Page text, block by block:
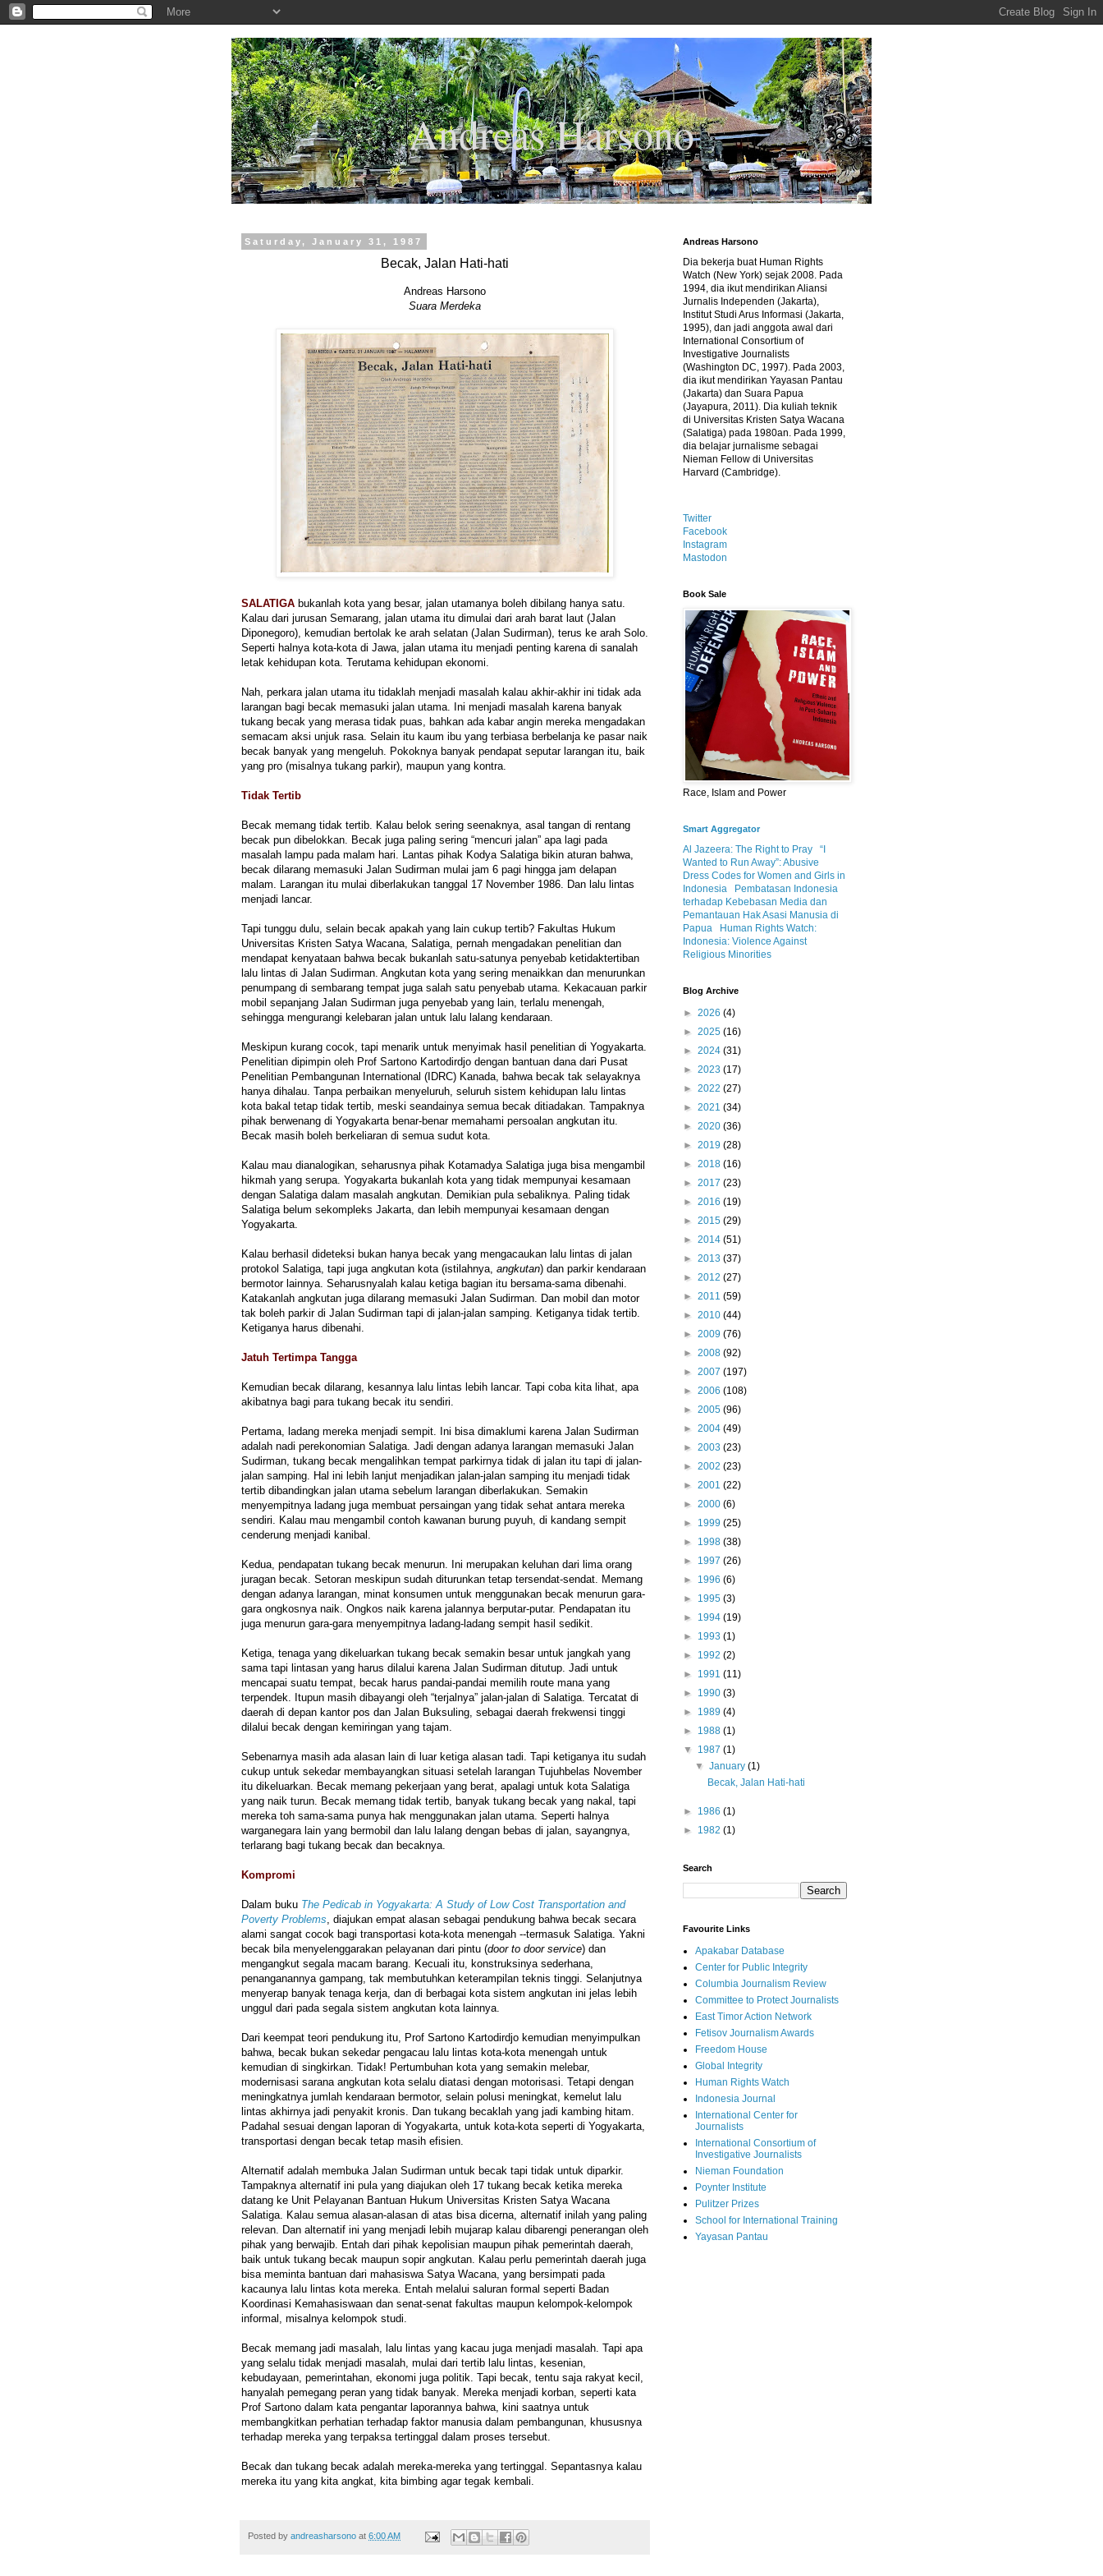
.
Andreas Harsono
Saturday, January 31, 1987
Becak, Jalan Hati-hati
Andreas Harsono
Suara Merdeka
SALATIGA bukanlah kota yang besar, jalan utamanya boleh dibilang hanya satu.
Kalau dari jurusan Semarang, jalan utama itu dimulai dari arah barat laut (Jalan
Diponegoro), kemudian bertolak ke arah selatan (Jalan Sudirman), terus ke arah Solo.
Seperti halnya kota-kota di Jawa, jalan utama itu menjadi penting karena di sanalah
letak kehidupan kota. Terutama kehidupan ekonomi.
Nah, perkara jalan utama itu tidaklah menjadi masalah kalau akhir-akhir ini tidak ada
larangan bagi becak memasuki jalan utama. Ini menjadi masalah karena banyak
tukang becak yang merasa tidak puas, bahkan ada kabar angin mereka mengadakan
semacam aksi unjuk rasa. Selain itu kaum ibu yang terbiasa berbelanja ke pasar naik
becak banyak yang mengeluh. Pokoknya banyak pendapat seputar larangan itu, baik
yang pro (misalnya tukang parkir), maupun yang kontra.
Tidak Tertib
Becak memang tidak tertib. Kalau belok sering seenaknya, asal tangan di rentang
becak pun dibelokkan. Becak juga paling sering “mencuri jalan” apa lagi pada
masalah lampu pada malam hari. Lantas pihak Kodya Salatiga bikin aturan bahwa,
becak dilarang memasuki Jalan Sudirman mulai jam 6 pagi hingga jam delapan
malam. Larangan itu mulai diberlakukan tanggal 17 November 1986. Dan lalu lintas
menjadi lancar.
Tapi tunggu dulu, selain becak apakah yang lain cukup tertib? Fakultas Hukum
Universitas Kristen Satya Wacana, Salatiga, pernah mengadakan penelitian dan
mendapat kenyataan bahwa becak bukanlah satu-satunya penyebab ketidaktertiban
lalu lintas di Jalan Sudirman. Angkutan kota yang sering menaikkan dan menurunkan
penumpang di sembarang tempat juga salah satu penyebab utama. Kekacauan parkir
mobil sepanjang Jalan Sudirman juga penyebab yang lain, terlalu menengah,
sehingga mengurangi kelebaran jalan untuk lalu lalang kendaraan.
Meskipun kurang cocok, tapi menarik untuk menyimak hasil penelitian di Yogyakarta.
Penelitian dipimpin oleh Prof Sartono Kartodirdjo dengan bantuan dana dari Pusat
Penelitian Pembangunan International (IDRC) Kanada, bahwa becak tak selayaknya
hanya dihalau. Tanpa perbaikan menyeluruh, seluruh sistem kehidupan lalu lintas
kota bakal tetap tidak tertib, meski seandainya semua becak ditiadakan. Tampaknya
pihak berwenang di Yogyakarta benar-benar memahami persoalan angkutan itu.
Becak masih boleh berkeliaran di semua sudut kota.
Kalau mau dianalogikan, seharusnya pihak Kotamadya Salatiga juga bisa mengambil
hikmah yang serupa. Yogyakarta bukanlah kota yang tidak mempunyai kesamaan
dengan Salatiga dalam masalah angkutan. Demikian pula sebaliknya. Paling tidak
Salatiga belum sekompleks Jakarta, dan lebih mempunyai kesamaan dengan
Yogyakarta.
Kalau berhasil dideteksi bukan hanya becak yang mengacaukan lalu lintas di jalan
protokol Salatiga, tapi juga angkutan kota (istilahnya, angkutan) dan parkir kendaraan
bermotor lainnya. Seharusnyalah kalau ketiga bagian itu bersama-sama dibenahi.
Katakanlah angkutan juga dilarang memasuki Jalan Sudirman. Dan mobil dan motor
tak boleh parkir di Jalan Sudirman tapi di jalan-jalan samping. Ketiganya tidak tertib.
Ketiganya harus dibenahi.
Jatuh Tertimpa Tangga
Kemudian becak dilarang, kesannya lalu lintas lebih lancar. Tapi coba kita lihat, apa
akibatnya bagi para tukang becak itu sendiri.
Pertama, ladang mereka menjadi sempit. Ini bisa dimaklumi karena Jalan Sudirman
adalah nadi perekonomian Salatiga. Jadi dengan adanya larangan memasuki Jalan
Sudirman, tukang becak mengalihkan tempat parkirnya tidak di jalan itu tapi di jalan-
jalan samping. Hal ini lebih lanjut menjadikan jalan-jalan samping itu menjadi tidak
tertib dibandingkan jalan utama sebelum larangan diberlakukan. Semakin
menyempitnya ladang juga membuat persaingan yang tidak sehat antara mereka
sendiri. Kalau mau mengambil contoh kawanan burung puyuh, di kandang sempit
cenderung menjadi kanibal.
Kedua, pendapatan tukang becak menurun. Ini merupakan keluhan dari lima orang
juragan becak. Setoran meskipun sudah diturunkan tetap tersendat-sendat. Memang
dengan adanya larangan, minat konsumen untuk menggunakan becak menurun gara-
gara ongkosnya naik. Ongkos naik karena jalannya berputar-putar. Pendapatan itu
juga menurun gara-gara menyempitnya ladang-ladang sempit hasil sedikit.
Ketiga, tenaga yang dikeluarkan tukang becak semakin besar untuk jangkah yang
sama tapi lintasan yang harus dilalui karena Jalan Sudirman ditutup. Jadi untuk
mencapai suatu tempat, becak harus pandai-pandai memilih route mana yang
terpendek. Itupun masih dibayangi oleh “terjalnya” jalan-jalan di Salatiga. Tercatat di
daerah di depan kantor pos dan Jalan Buksuling, sebagai daerah frekwensi tinggi
dilalui becak dengan kemiringan yang tajam.
Sebenarnya masih ada alasan lain di luar ketiga alasan tadi. Tapi ketiganya itu sudah
cukup untuk sekedar membayangkan situasi setelah larangan Tujuhbelas November
itu dikeluarkan. Becak memang pekerjaan yang berat, apalagi untuk kota Salatiga
yang naik turun. Becak memang tidak tertib, banyak tukang becak yang nakal, tapi
mereka toh sama-sama punya hak menggunakan jalan utama. Seperti halnya
warganegara lain yang bermobil dan lalu lalang dengan bebas di jalan, sayangnya,
terlarang bagi tukang becak dan becaknya.
Kompromi
Dalam buku The Pedicab in Yogyakarta: A Study of Low Cost Transportation and
Poverty Problems, diajukan empat alasan sebagai pendukung bahwa becak secara
alami sangat cocok bagi transportasi kota-kota menengah --termasuk Salatiga. Yakni
becak bila menyelenggarakan pelayanan dari pintu (door to door service) dan
mengangkut segala macam barang. Kecuali itu, konstruksinya sederhana,
penanganannya gampang, tak membutuhkan keterampilan teknis tinggi. Selanjutnya
menyerap banyak tenaga kerja, dan di berbagai kota sistem angkutan ini jelas lebih
unggul dari pada segala sistem angkutan kota lainnya.
Dari keempat teori pendukung itu, Prof Sartono Kartodirdjo kemudian menyimpulkan
bahwa, becak bukan sekedar pengacau lalu lintas kota-kota menengah untuk
kemudian di singkirkan. Tidak! Pertumbuhan kota yang semakin melebar,
modernisasi sarana angkutan kota selalu diatasi dengan motorisasi. Tetapi dengan
meningkatnya jumlah kendaraan bermotor, selain polusi meningkat, kemelut lalu
lintas akhirnya jadi penyakit kronis. Dan tukang becaklah yang jadi kambing hitam.
Padahal sesuai dengan laporan di Yogyakarta, untuk kota-kota seperti di Yogyakarta,
transportasi dengan becak tetap masih efisien.
Alternatif adalah membuka Jalan Sudirman untuk becak tapi tidak untuk diparkir.
Tampaknya alternatif ini pula yang diajukan oleh 17 tukang becak ketika mereka
datang ke Unit Pelayanan Bantuan Hukum Universitas Kristen Satya Wacana
Salatiga. Kalau semua alasan-alasan di atas bisa dicerna, alternatif inilah yang paling
relevan. Dan alternatif ini yang menjadi lebih mujarap kalau dibarengi penerangan oleh
pihak yang berwajib. Entah dari pihak kepolisian maupun pihak pemerintah daerah,
baik untuk tukang becak maupun sopir angkutan. Kalau perlu pemerintah daerah juga
bisa meminta bantuan dari mahasiswa Satya Wacana, yang bersimpati pada
kacaunya lalu lintas kota mereka. Entah melalui saluran formal seperti Badan
Koordinasi Kemahasiswaan dan senat-senat fakultas maupun kelompok-kelompok
informal, misalnya kelompok studi.
Becak memang jadi masalah, lalu lintas yang kacau juga menjadi masalah. Tapi apa
yang selalu tidak menjadi masalah, mulai dari tertib lalu lintas, kesenian,
kebudayaan, pemerintahan, ekonomi juga politik. Tapi becak, tentu saja rakyat kecil,
hanyalah pemegang peran yang tidak banyak. Mereka menjadi korban, seperti kata
Prof Sartono dalam kata pengantar laporannya bahwa, kini saatnya untuk
membangkitkan perhatian terhadap faktor manusia dalam pembangunan, khususnya
terhadap mereka yang terpaksa tertinggal dalam proses tersebut.
Becak dan tukang becak adalah mereka-mereka yang tertinggal. Sepantasnya kalau
mereka itu yang kita angkat, kita bimbing agar tegak kembali.
Posted by andreasharsono at 6:00 AM
Andreas Harsono
Dia bekerja buat Human Rights
Watch (New York) sejak 2008. Pada
1994, dia ikut mendirikan Aliansi
Jurnalis Independen (Jakarta),
Institut Studi Arus Informasi (Jakarta,
1995), dan jadi anggota awal dari
International Consortium of
Investigative Journalists
(Washington DC, 1997). Pada 2003,
dia ikut mendirikan Yayasan Pantau
(Jakarta) dan Suara Papua
(Jayapura, 2011). Dia kuliah teknik
di Universitas Kristen Satya Wacana
(Salatiga) pada 1980an. Pada 1999,
dia belajar jurnalisme sebagai
Nieman Fellow di Universitas
Harvard (Cambridge).
Twitter
Facebook
Instagram
Mastodon
Book Sale
Race, Islam and Power
Smart Aggregator
Al Jazeera: The Right to Pray
“I
Wanted to Run Away”: Abusive
Dress Codes for Women and Girls in
Indonesia
Pembatasan Indonesia
terhadap Kebebasan Media dan
Pemantauan Hak Asasi Manusia di
Papua
Human Rights Watch:
Indonesia: Violence Against
Religious Minorities
Blog Archive
► 2026 (4)
► 2025 (16)
► 2024 (31)
► 2023 (17)
► 2022 (27)
► 2021 (34)
► 2020 (36)
► 2019 (28)
► 2018 (16)
► 2017 (23)
► 2016 (19)
► 2015 (29)
► 2014 (51)
► 2013 (37)
► 2012 (27)
► 2011 (59)
► 2010 (44)
► 2009 (76)
► 2008 (92)
► 2007 (197)
► 2006 (108)
► 2005 (96)
► 2004 (49)
► 2003 (23)
► 2002 (23)
► 2001 (22)
► 2000 (6)
► 1999 (25)
► 1998 (38)
► 1997 (26)
► 1996 (6)
► 1995 (3)
► 1994 (19)
► 1993 (1)
► 1992 (2)
► 1991 (11)
► 1990 (3)
► 1989 (4)
► 1988 (1)
▼ 1987 (1)
▼January(1)
Becak, Jalan Hati-hati
► 1986 (1)
► 1982 (1)
Search
Favourite Links
Apakabar Database
Center for Public Integrity
Columbia Journalism Review
Committee to Protect Journalists
East Timor Action Network
Fetisov Journalism Awards
Freedom House
Global Integrity
Human Rights Watch
Indonesia Journal
International Center for
Journalists
International Consortium of
Investigative Journalists
Nieman Foundation
Poynter Institute
Pulitzer Prizes
School for International Training
Yayasan Pantau